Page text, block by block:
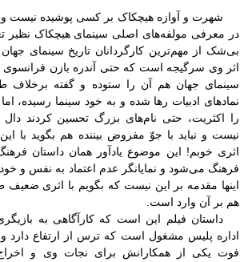
شهرت و آوازه‌ هیچکاک بر کسی پوشیده نیست و
در معرفی مولفه‌های اصلی سینمای هیچکاک نظیر
بی‌شک از مهم‌ترین کارگردانان تاریخ سینمای
اثر وی سرگیجه است که حتی آندره بازن فرانسوی
سینمای جهان هم آن را ستوده و گفته برخلاف
نمادهای ادبیات رها شده و به خود سینما رسیده،
را اکثریت، حتی نام‌های بزرگ تحسین کردند دال
نیست و نباید با جوّ مفروض بیننده هم بگوید با
اثری خوبم! این موضوع یادآور همان داستان
فرهنگ می‌شود و نمایانگر عدم اعتماد به ‌نفس و
اینها مقدمه‌ بر این نیست که بگویم با اثری ضعیف
هم بر آن وارد است.
داستان فیلم این است که کارآگاهی به
اداره پلیس مشغول است که ترس از ارتفاع
فوت یکی از همکارانش برای نجات وی و اخراج